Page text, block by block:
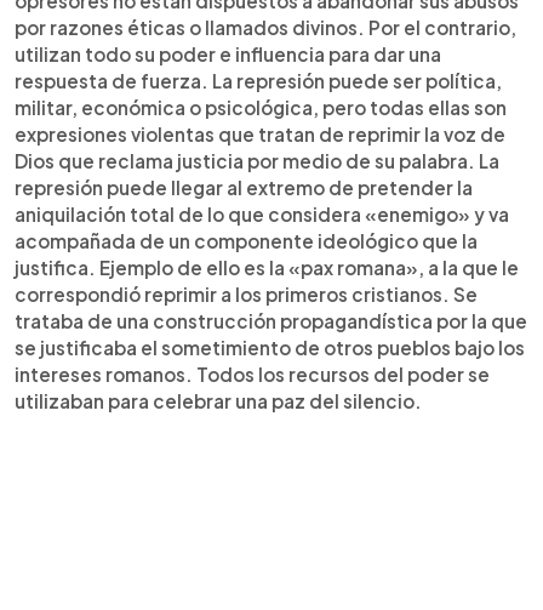
por razones éticas o llamados divinos. Por el contrario,
utilizan todo su poder e influencia para dar una
respuesta de fuerza. La represión puede ser política,
militar, económica o psicológica, pero todas ellas son
expresiones violentas que tratan de reprimir la voz de
Dios que reclama justicia por medio de su palabra. La
represión puede llegar al extremo de pretender la
aniquilación total de lo que considera «enemigo» y va
acompañada de un componente ideológico que la
justifica. Ejemplo de ello es la «pax romana», a la que le
correspondió reprimir a los primeros cristianos. Se
trataba de una construcción propagandística por la que
se justificaba el sometimiento de otros pueblos bajo los
intereses romanos. Todos los recursos del poder se
utilizaban para celebrar una paz del silencio.